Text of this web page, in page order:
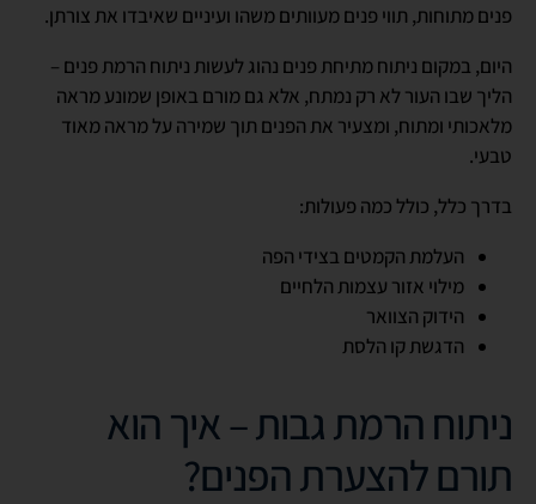
פנים מתוחות, תווי פנים מעוותים משהו ועיניים שאיבדו את צורתן.
היום, במקום ניתוח מתיחת פנים נהוג לעשות ניתוח הרמת פנים –
הליך שבו העור לא רק נמתח, אלא גם מורם באופן שמונע מראה
מלאכותי ומתוח, ומצעיר את הפנים תוך שמירה על מראה מאוד
טבעי.
בדרך כלל, כולל כמה פעולות:
העלמת הקמטים בצידי הפה
מילוי אזור עצמות הלחיים
הידוק הצוואר
הדגשת קו הלסת
ניתוח הרמת גבות – איך הוא
תורם להצערת הפנים?